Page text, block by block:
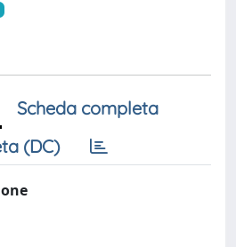
Scheda completa
(DC)